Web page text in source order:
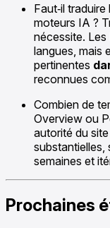
Faut‑il
moteurs IA ?
nécessite.
langues, mais
pertinentes
reconnues
Combien de
Overview ou
autorité du
substantielles,
semaines et
Prochaines